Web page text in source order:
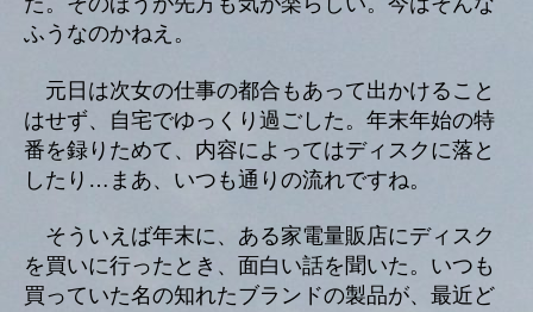
ふうなのかねえ。
元日は次女の仕事の都合もあって出かけること
はせず、自宅でゆっくり過ごした。年末年始の特
番を録りためて、内容によってはディスクに落と
したり…まあ、いつも通りの流れですね。
そういえば年末に、ある家電量販店にディスク
を買いに行ったとき、面白い話を聞いた。いつも
買っていた名の知れたブランドの製品が、最近ど